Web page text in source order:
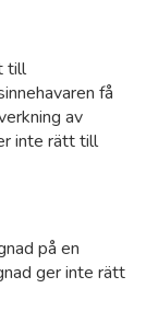
till
få
av
inte rätt till
på en
ger inte rätt